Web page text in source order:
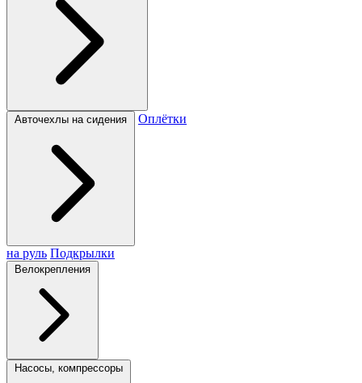
Авточехлы на сидения Оплётки
на руль Подкрылки
Велокрепления
Насосы, компрессоры